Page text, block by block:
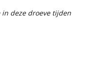
deze droeve tijden